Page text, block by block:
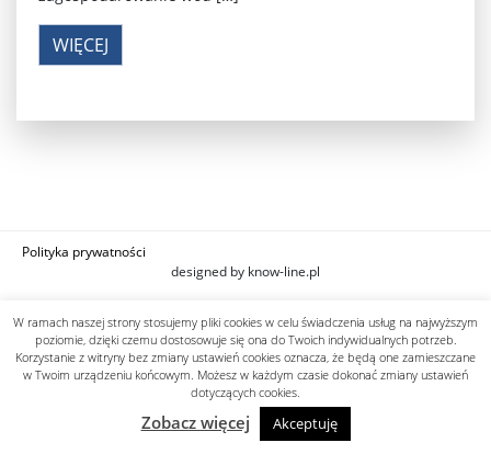
WIĘCEJ
Polityka prywatności
designed by know-line.pl
W ramach naszej strony stosujemy pliki cookies w celu świadczenia usług na najwyższym
poziomie, dzięki czemu dostosowuje się ona do Twoich indywidualnych potrzeb.
Korzystanie z witryny bez zmiany ustawień cookies oznacza, że będą one zamieszczane
w Twoim urządzeniu końcowym. Możesz w każdym czasie dokonać zmiany ustawień
dotyczących cookies.
Zobacz więcej Akceptuję